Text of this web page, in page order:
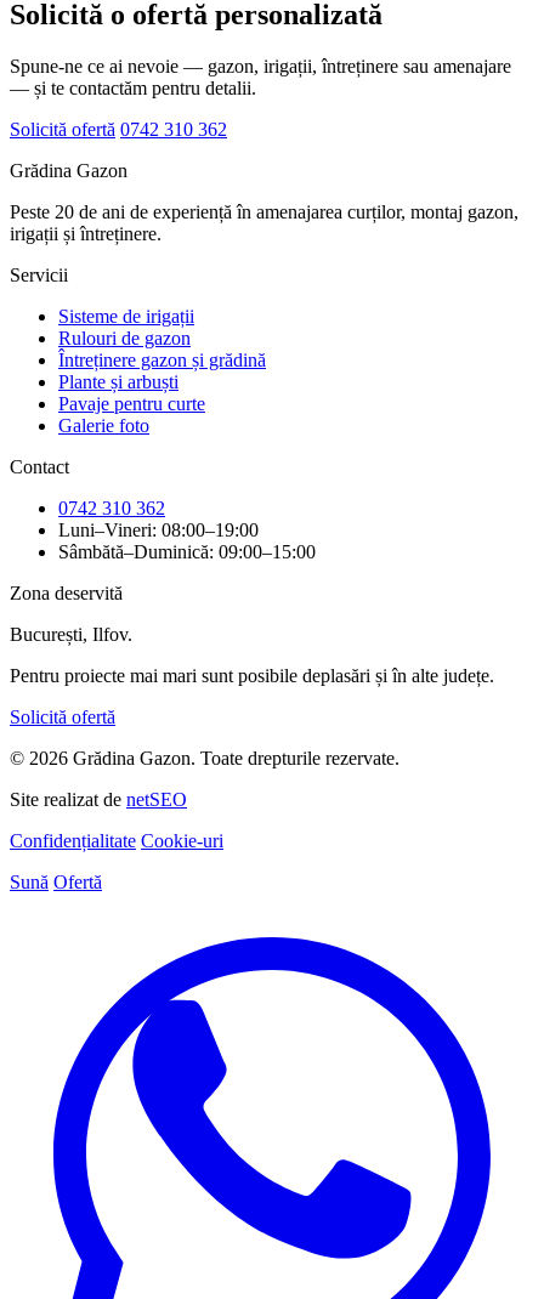
Solicită o ofertă personalizată
Spune-ne ce ai nevoie — gazon, irigații, întreținere sau amenajare
— și te contactăm pentru detalii.
Solicită ofertă 0742 310 362
Grădina Gazon
Peste 20 de ani de experiență în amenajarea curților, montaj gazon,
irigații și întreținere.
Servicii
Sisteme de irigații
Rulouri de gazon
Întreținere gazon și grădină
Plante și arbuști
Pavaje pentru curte
Galerie foto
Contact
0742 310 362
Luni–Vineri: 08:00–19:00
Sâmbătă–Duminică: 09:00–15:00
Zona deservită
București, Ilfov.
Pentru proiecte mai mari sunt posibile deplasări și în alte județe.
Solicită ofertă
© 2026 Grădina Gazon. Toate drepturile rezervate.
Site realizat de netSEO
Confidențialitate Cookie-uri
Sună Ofertă